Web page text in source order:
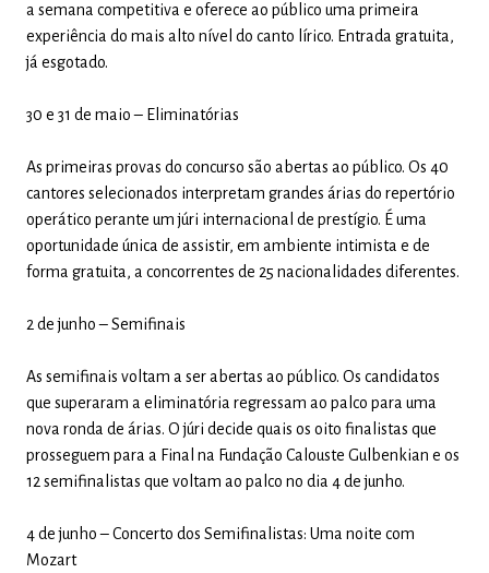
a semana competitiva e oferece ao público uma primeira
experiência do mais alto nível do canto lírico. Entrada gratuita,
já esgotado.
30 e 31 de maio – Eliminatórias
As primeiras provas do concurso são abertas ao público. Os 40
cantores selecionados interpretam grandes árias do repertório
operático perante um júri internacional de prestígio. É uma
oportunidade única de assistir, em ambiente intimista e de
forma gratuita, a concorrentes de 25 nacionalidades diferentes.
2 de junho – Semifinais
As semifinais voltam a ser abertas ao público. Os candidatos
que superaram a eliminatória regressam ao palco para uma
nova ronda de árias. O júri decide quais os oito finalistas que
prosseguem para a Final na Fundação Calouste Gulbenkian e os
12 semifinalistas que voltam ao palco no dia 4 de junho.
4 de junho – Concerto dos Semifinalistas: Uma noite com
Mozart